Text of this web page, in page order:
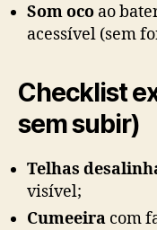
Som oco ao
acessível (sem
Checklist
sem subir)
Telhas
visível;
Cumeeira com